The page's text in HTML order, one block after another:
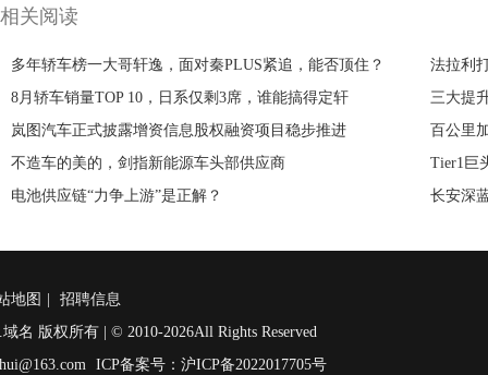
相关阅读
多年轿车榜一大哥轩逸，面对秦PLUS紧追，能否顶住？
法拉利
8月轿车销量TOP 10，日系仅剩3席，谁能搞得定轩
三大提
岚图汽车正式披露增资信息股权融资项目稳步推进
百公里
不造车的美的，剑指新能源车头部供应商
Tier1巨
电池供应链“力争上游”是正解？
长安深
地图
招聘信息
域名 版权所有 | © 2010-2026All Rights Reserved
ICP备案号：沪ICP备2022017705号